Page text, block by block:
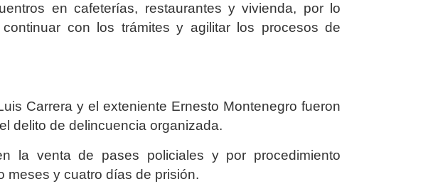
en cafeterías, restaurantes y vivienda, por lo
con los trámites y agilitar los procesos de
Carrera y el exteniente Ernesto Montenegro fueron
delito de delincuencia organizada.
la venta de pases policiales y por procedimiento
meses y cuatro días de prisión.